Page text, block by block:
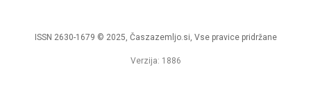
ISSN 2630-1679 © 2025, Časzazemljo.si, Vse pravice pridržane
Verzija: 1886